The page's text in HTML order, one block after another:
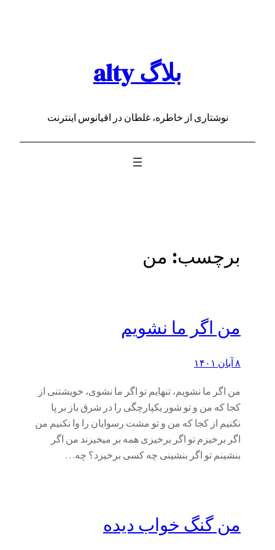
بلاگ alty
نوشتاری از خاطره، غلطان در اقیانوس اینترنت
برچسب: من
من اگر ما نشویم
۸ آبان ۱۴۰۱
من اگر ما نشویم، تنهایم تو اگر ما نشوی، خویشتنی از
کجا که من و تو شور یکپارچگی را در شرق باز بر پا
نکنیم از کجا که من و تو مشت رسوایان را وا نکنیم من
اگر برخیزم تو اگر برخیزی همه بر میخیزند من اگر
بنشینم تو اگر بنشینی چه کسی برخیزد؟ چه…
من گنگ خواب دیده